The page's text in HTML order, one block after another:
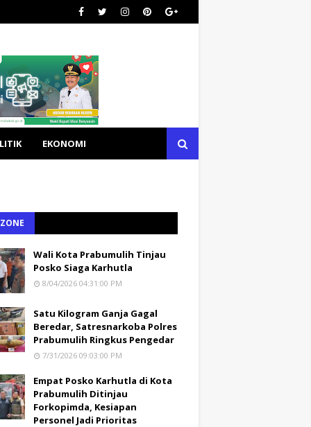
EKONOMI
Wali Kota Prabumulih Tinjau
Posko Siaga Karhutla
8/04/2026 04:31:00 PM
Satu Kilogram Ganja Gagal
Beredar, Satresnarkoba Polres
Prabumulih Ringkus Pengedar
7/31/2026 09:03:00 PM
Empat Posko Karhutla di Kota
Prabumulih Ditinjau
Forkopimda, Kesiapan
Personel Jadi Prioritas